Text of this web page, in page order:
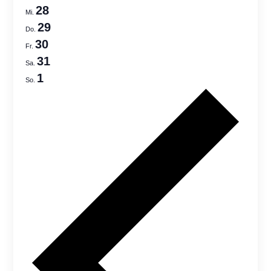
Mi. 28
Do. 29
Fr. 30
Sa. 31
So. 1